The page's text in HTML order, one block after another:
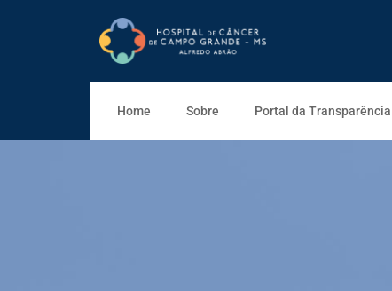
Home Sobre Portal da Transparência